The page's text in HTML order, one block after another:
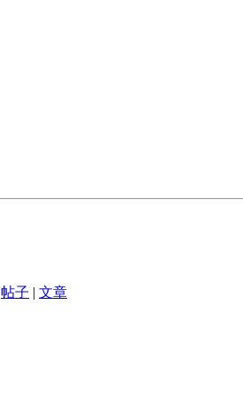
帖子 | 文章